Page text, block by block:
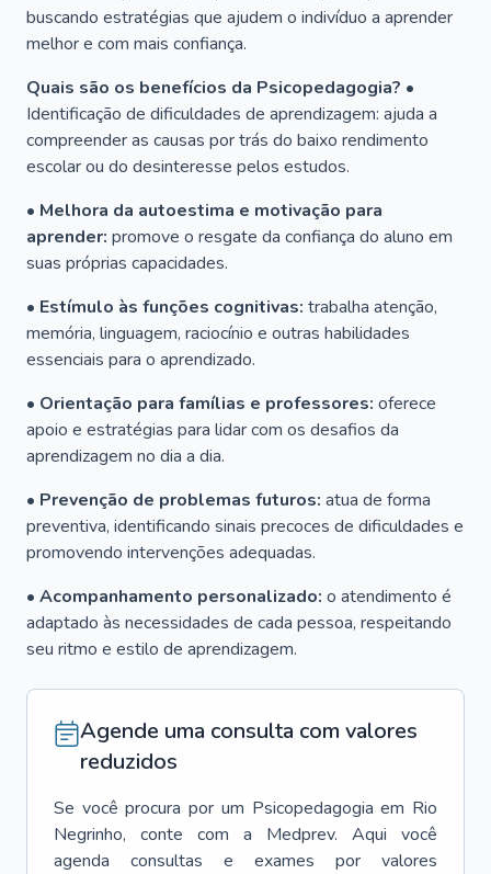
buscando estratégias que ajudem o indivíduo a aprender
melhor e com mais confiança.
Quais são os benefícios da Psicopedagogia? •
Identificação de dificuldades de aprendizagem: ajuda a
compreender as causas por trás do baixo rendimento
escolar ou do desinteresse pelos estudos.
• Melhora da autoestima e motivação para
aprender: promove o resgate da confiança do aluno em
suas próprias capacidades.
• Estímulo às funções cognitivas: trabalha atenção,
memória, linguagem, raciocínio e outras habilidades
essenciais para o aprendizado.
• Orientação para famílias e professores: oferece
apoio e estratégias para lidar com os desafios da
aprendizagem no dia a dia.
• Prevenção de problemas futuros: atua de forma
preventiva, identificando sinais precoces de dificuldades e
promovendo intervenções adequadas.
• Acompanhamento personalizado: o atendimento é
adaptado às necessidades de cada pessoa, respeitando
seu ritmo e estilo de aprendizagem.
Agende uma consulta com valores
reduzidos
Se você procura por um Psicopedagogia em Rio
Negrinho, conte com a Medprev. Aqui você
agenda consultas e exames por valores